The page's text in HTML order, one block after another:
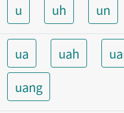
u uh un
ua uah
uang